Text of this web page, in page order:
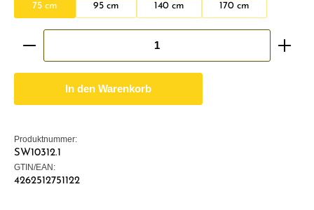
75 cm 95 cm 140 cm 170 cm
Produkt Anzahl: Gib den gewünschten Wert ein
In den Warenkorb
Produktnummer:
SW10312.1
GTIN/EAN:
4262512751122